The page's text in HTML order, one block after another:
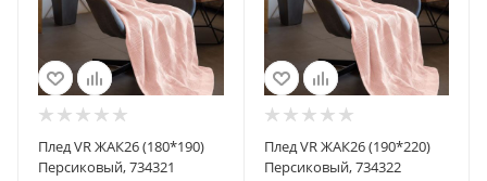
Плед VR ЖАК26 (180*190)
Персиковый, 734321
Плед VR ЖАК26 (190*220)
Персиковый, 734322